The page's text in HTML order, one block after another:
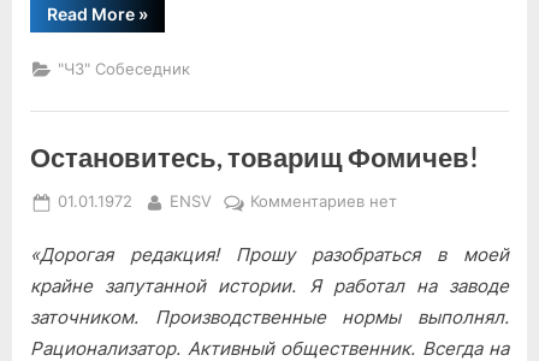
Read More“Вступая
в
1972
год”
»
"ЧЗ" Собеседник
Остановитесь, товарищ Фомичев!
Posted
01.01.1972 By
ENSV Комментариевк
Остановитесь,
товарищ
нет
«Дорогая редакция! Прошу разобраться в моей
крайне запутанной истории. Я работал на заводе
заточником. Производственные нормы выполнял.
Рационализатор. Активный общественник. Всегда на